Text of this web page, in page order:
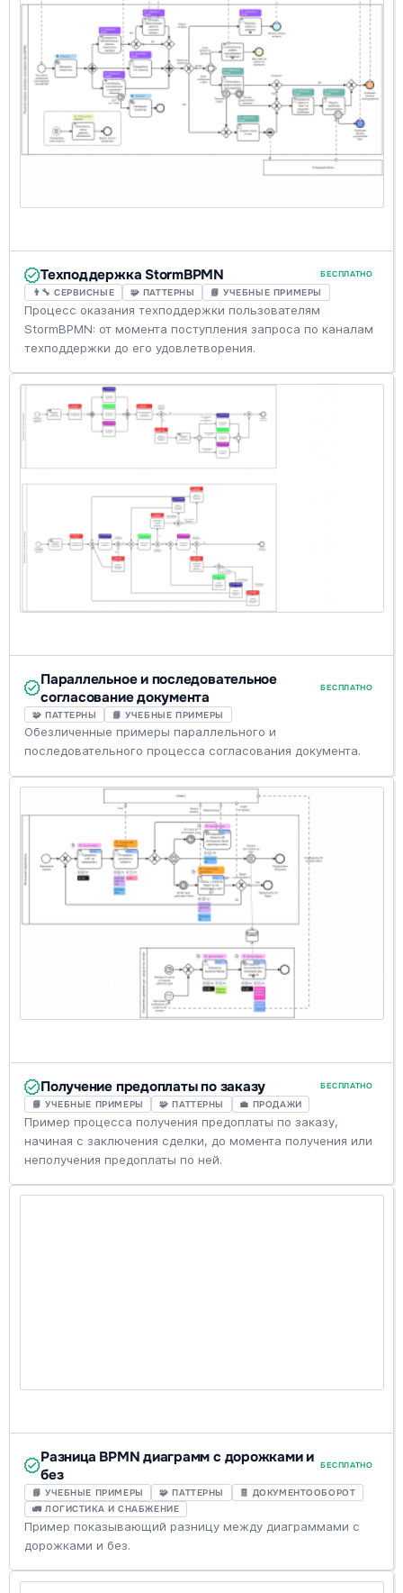
Техподдержка StormBPMN БЕСПЛАТНО
👨‍🔧 СЕРВИСНЫЕ 🧩 ПАТТЕРНЫ 📘 УЧЕБНЫЕ ПРИМЕРЫ
Процесс оказания техподдержки пользователям
StormBPMN: от момента поступления запроса по каналам
техподдержки до его удовлетворения.
Параллельное и последовательное
согласование документа
БЕСПЛАТНО
🧩 ПАТТЕРНЫ 📘 УЧЕБНЫЕ ПРИМЕРЫ
Обезличенные примеры параллельного и
последовательного процесса согласования документа.
Получение предоплаты по заказу БЕСПЛАТНО
📘 УЧЕБНЫЕ ПРИМЕРЫ 🧩 ПАТТЕРНЫ 💼 ПРОДАЖИ
Пример процесса получения предоплаты по заказу,
начиная с заключения сделки, до момента получения или
неполучения предоплаты по ней.
Разница BPMN диаграмм с дорожками и
без
БЕСПЛАТНО
📘 УЧЕБНЫЕ ПРИМЕРЫ 🧩 ПАТТЕРНЫ
🧾 ДОКУМЕНТООБОРОТ
🚛 ЛОГИСТИКА И СНАБЖЕНИЕ
Пример показывающий разницу между диаграммами с
дорожками и без.